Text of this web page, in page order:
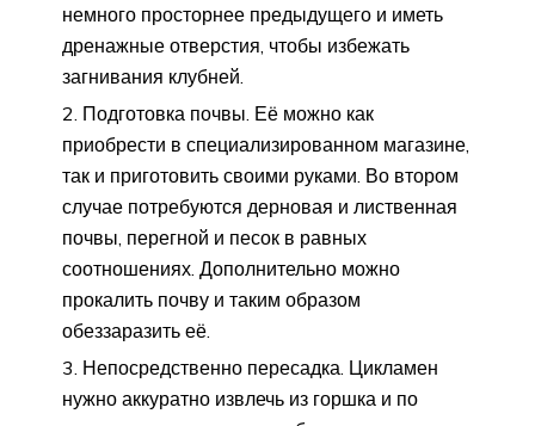
немного просторнее предыдущего и иметь
дренажные отверстия, чтобы избежать
загнивания клубней.
Подготовка почвы. Её можно как
приобрести в специализированном магазине,
так и приготовить своими руками. Во втором
случае потребуются дерновая и лиственная
почвы, перегной и песок в равных
соотношениях. Дополнительно можно
прокалить почву и таким образом
обеззаразить её.
Непосредственно пересадка. Цикламен
нужно аккуратно извлечь из горшка и по